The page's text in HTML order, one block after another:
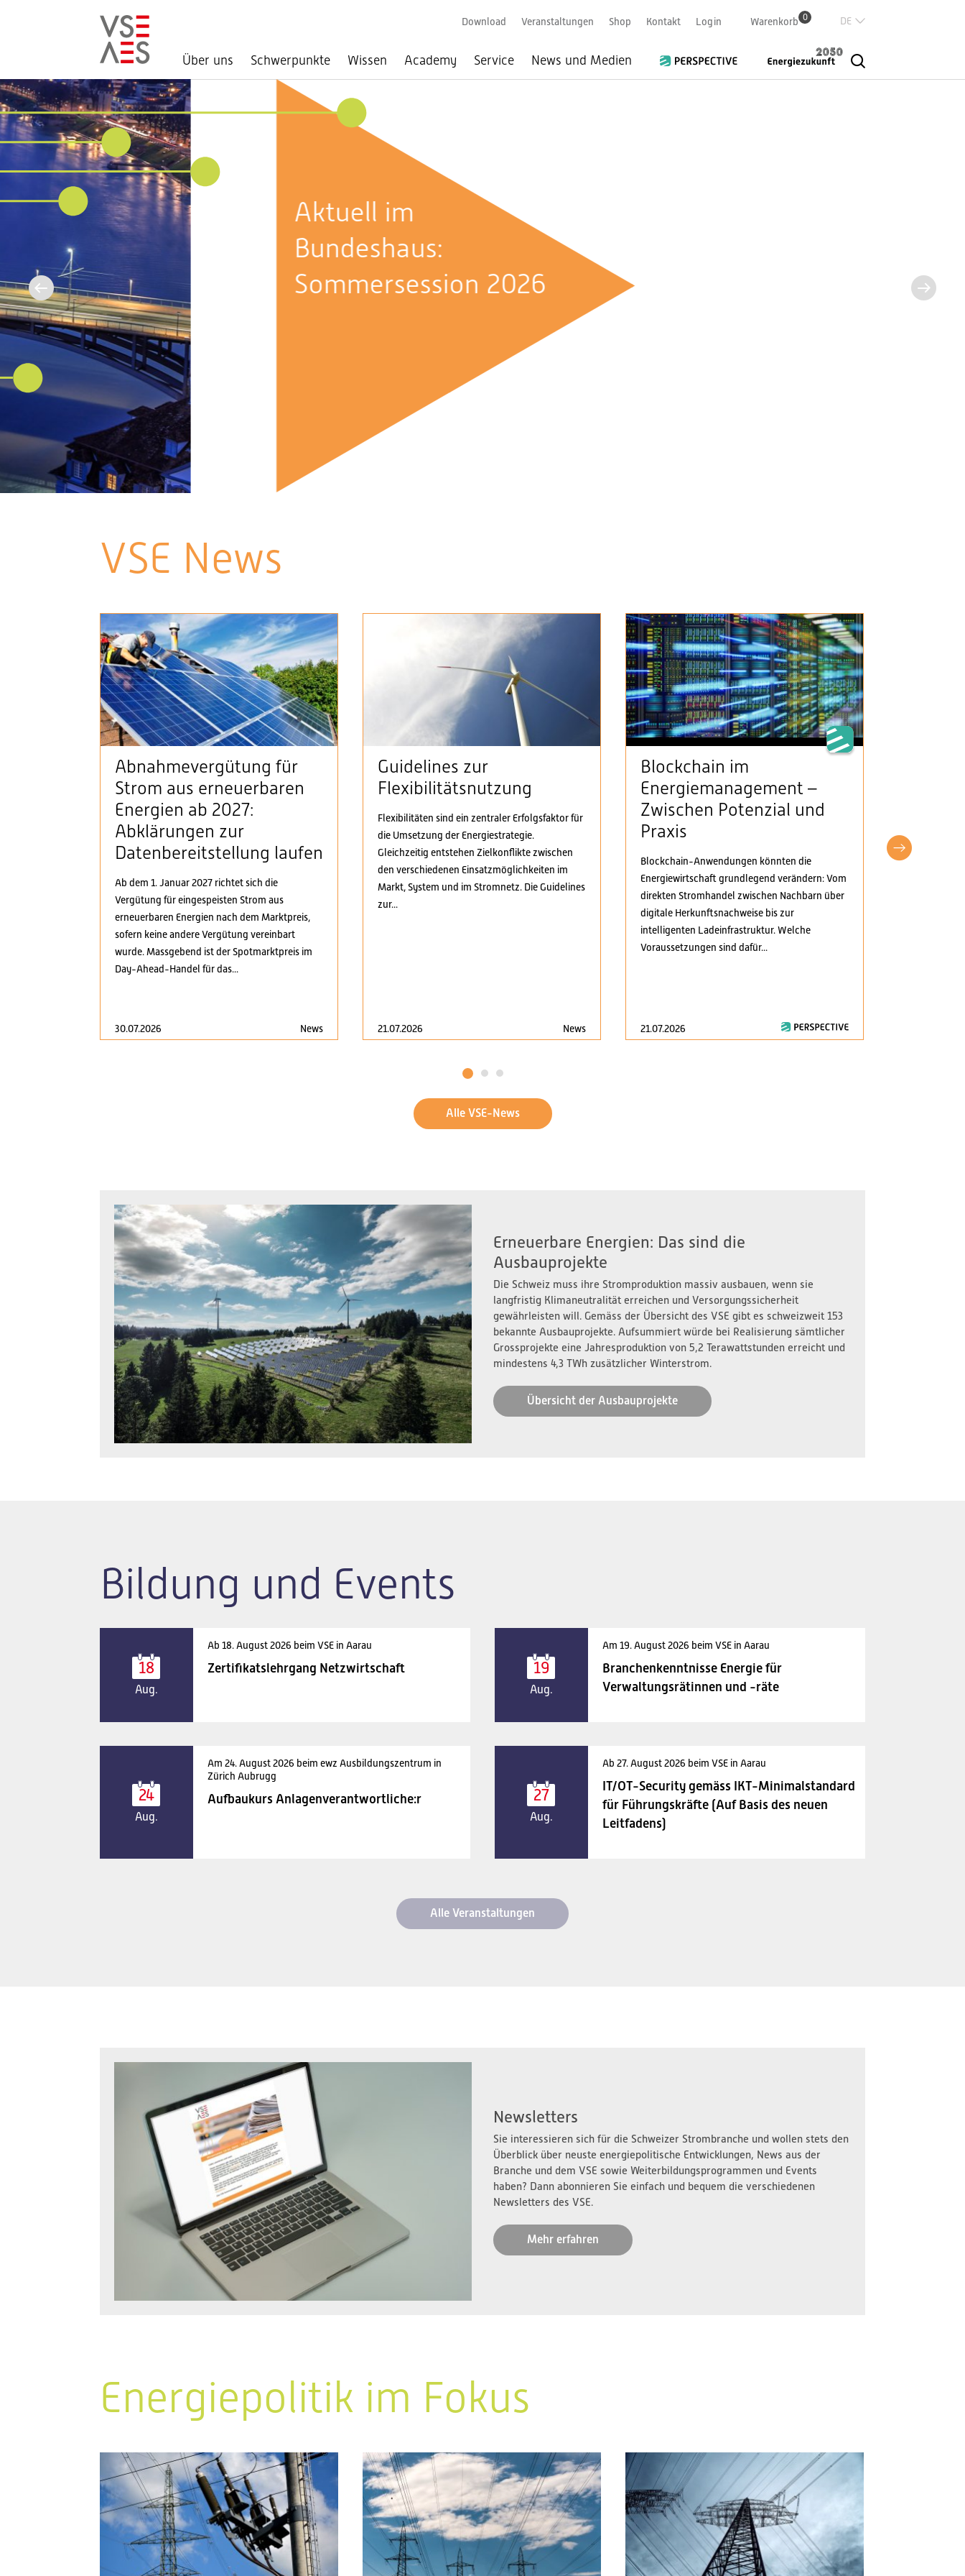
Direkt
zum
Inhalt
Über uns Schwerpunkte Wissen Academy Service News und Medien
Download Veranstaltungen Shop Kontakt Login Warenkorb 0
Aktuell im
Bundeshaus:
Sommersession 2026
VSE News
Abnahmevergütung für
Strom aus erneuerbaren
Energien ab 2027:
Abklärungen zur
Datenbereitstellung laufen
Ab dem 1. Januar 2027 richtet sich die
Vergütung für eingespeisten Strom aus
erneuerbaren Energien nach dem Marktpreis,
sofern keine andere Vergütung vereinbart
wurde. Massgebend ist der Spotmarktpreis im
Day-Ahead-Handel für das...
30.07.2026 News
Guidelines zur
Flexibilitätsnutzung
Flexibilitäten sind ein zentraler Erfolgsfaktor für
die Umsetzung der Energiestrategie.
Gleichzeitig entstehen Zielkonflikte zwischen
den verschiedenen Einsatzmöglichkeiten im
Markt, System und im Stromnetz. Die Guidelines
zur...
21.07.2026 News
Blockchain im
Energiemanagement –
Zwischen Potenzial und
Praxis
Blockchain-Anwendungen könnten die
Energiewirtschaft grundlegend verändern: Vom
direkten Stromhandel zwischen Nachbarn über
digitale Herkunftsnachweise bis zur
intelligenten Ladeinfrastruktur. Welche
Voraussetzungen sind dafür...
21.07.2026
fordert
1 2 3
Alle VSE-News
Erneuerbare Energien: Das sind die
Ausbauprojekte
Die Schweiz muss ihre Stromproduktion massiv ausbauen, wenn sie
langfristig Klimaneutralität erreichen und Versorgungssicherheit
gewährleisten will. Gemäss der Übersicht des VSE gibt es schweizweit 153
bekannte Ausbauprojekte. Aufsummiert würde bei Realisierung sämtlicher
Grossprojekte eine Jahresproduktion von 5,2 Terawattstunden erreicht und
mindestens 4,3 TWh zusätzlicher Winterstrom.
Übersicht der Ausbauprojekte
Bildung und Events
18
Aug.
Ab 18. August 2026 beim VSE in Aarau
Zertifikatslehrgang Netzwirtschaft 19
Aug.
Am 19. August 2026 beim VSE in Aarau
Branchenkenntnisse Energie für
Verwaltungsrätinnen und -räte
24
Aug.
Am 24. August 2026 beim ewz Ausbildungszentrum in
Zürich Aubrugg
Aufbaukurs Anlagenverantwortliche:r 27
Aug.
Ab 27. August 2026 beim VSE in Aarau
IT/OT-Security gemäss IKT-Minimalstandard
für Führungskräfte (Auf Basis des neuen
Leitfadens)
Alle Veranstaltungen
Newsletters
Sie interessieren sich für die Schweizer Strombranche und wollen stets den
Überblick über neuste energiepolitische Entwicklungen, News aus der
Branche und dem VSE sowie Weiterbildungsprogrammen und Events
haben? Dann abonnieren Sie einfach und bequem die verschiedenen
Newsletters des VSE.
Mehr erfahren
Energiepolitik im Fokus